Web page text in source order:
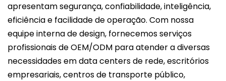
apresentam segurança, confiabilidade, inteligência,
eficiência e facilidade de operação. Com nossa
equipe interna de design, fornecemos serviços
profissionais de OEM/ODM para atender a diversas
necessidades em data centers de rede, escritórios
empresariais, centros de transporte público,